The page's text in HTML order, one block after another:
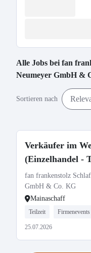
Alle Jobs bei fan
Neumeyer GmbH &
Sortieren nach
Verkäufer im
(Einzelhandel -
fan frankenstolz
GmbH & Co. KG
Mainaschaff
Teilzeit Firmenevents
25.07.2026